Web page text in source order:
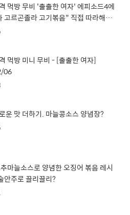
먹방 무비 '출출한 여자' 에피소드4에
고르곤졸라 고기볶음" 직접 따라해보
먹방 미니 무비 - [출출한 여자]
06
운 맛 더하기. 마늘콩소스 양념장?
마늘소스로 양념한 오징어 볶음 레시
안주로 끌리끌리?